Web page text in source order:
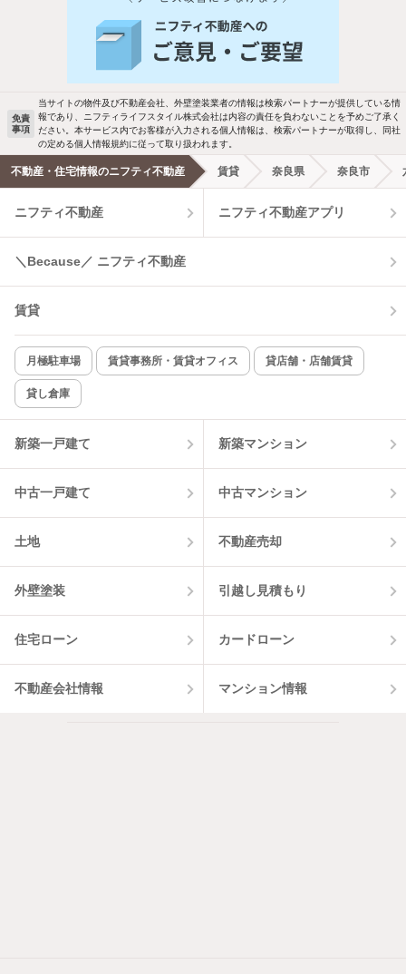
バス・トイレ別 2階以上
洗濯機置場あり 独立洗面台
エアコンあり 都市ガス
温水洗浄便座 オートロック
コンロ2口以上
新着のみ インターネット無料
該当件数:
物件一覧に反映
新着物件メール通知
検索中の条件の新着物件情報をいち早く
新着メール通知を受け取る
免責
事項
当サイトの物件及び不動産会社、外壁塗装業者の情報は検索パートナーが提供している情
報であり、ニフティライフスタイル株式会社は内容の責任を負わないことを予めご了承く
ださい。本サービス内でお客様が入力される個人情報は、検索パートナーが取得し、同社
の定める個人情報規約に従って取り扱われます。
不動産・住宅情報のニフティ不動産 賃貸 奈良県 奈良市
ニフティ不動産 ニフティ不動産アプリ
＼Because／ ニフティ不動産
賃貸
月極駐車場 賃貸事務所・賃貸オフィス 貸店舗・店舗賃貸
貸し倉庫
新築一戸建て 新築マンション
中古一戸建て 中古マンション
土地 不動産売却
外壁塗装 引越し見積もり
住宅ローン カードローン
不動産会社情報 マンション情報